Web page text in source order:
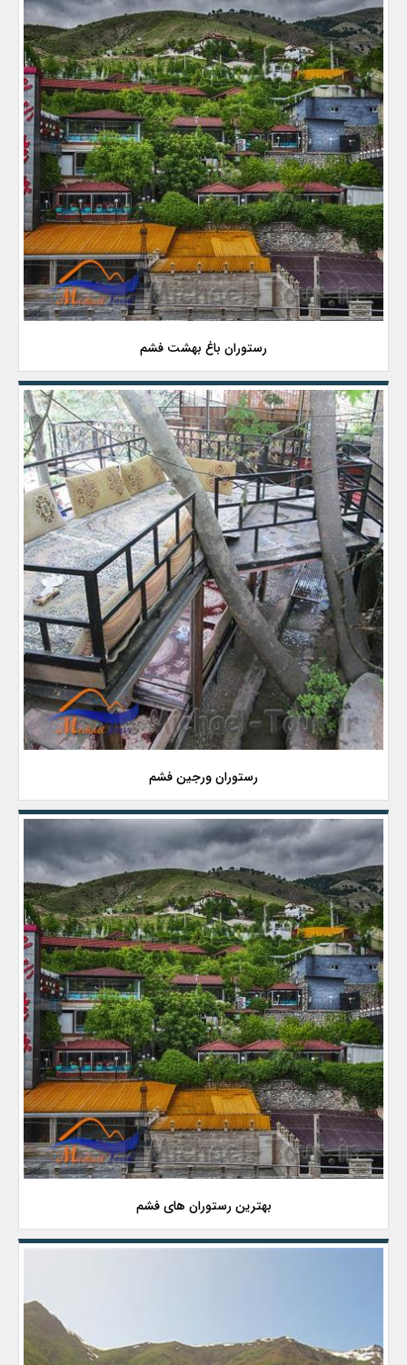
رستوران باغ بهشت فشم
رستوران ورجین فشم
بهترین رستوران های فشم